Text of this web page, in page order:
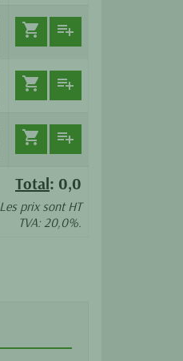
 
 
 
Total: 0,0
Les prix sont HT
TVA: 20,0%.